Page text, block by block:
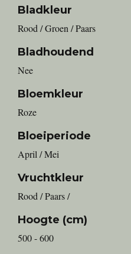
Bladkleur
Rood / Groen / Paars
Bladhoudend
Nee
Bloemkleur
Roze
Bloeiperiode
April / Mei
Vruchtkleur
Rood / Paars /
Hoogte (cm)
500 - 600